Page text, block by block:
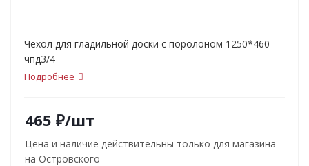
Чехол для гладильной доски с поролоном 1250*460
чпд3/4
Подробнее
465 ₽/шт
Цена и наличие действительны только для магазина
на Островского